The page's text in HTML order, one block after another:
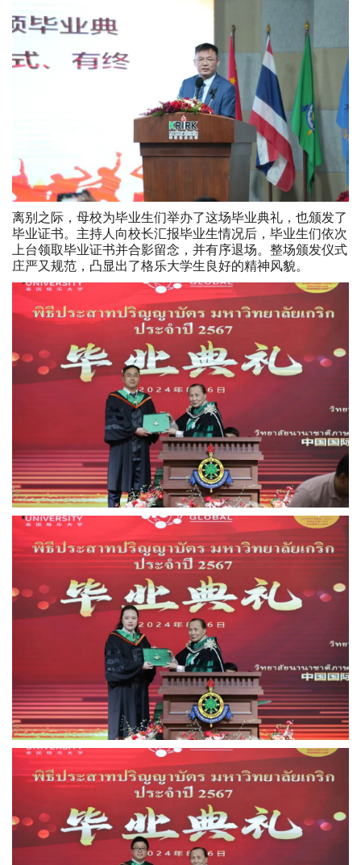
离别之际，母校为毕业生们举办了这场毕业典礼，也颁发了
毕业证书。主持人向校长汇报毕业生情况后，毕业生们依次
上台领取毕业证书并合影留念，并有序退场。整场颁发仪式
庄严又规范，凸显出了格乐大学生良好的精神风貌。